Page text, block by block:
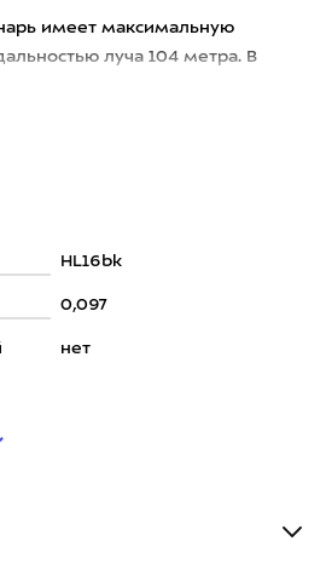
имеет максимальную
луча 104 метра. В
HL16bk
0,097
нет